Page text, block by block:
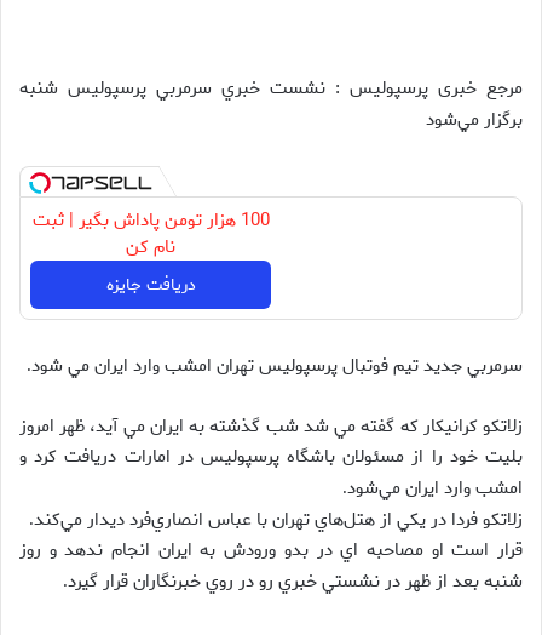
مرجع خبری پرسپولیس : نشست خبري سرمربي پرسپوليس شنبه
برگزار مي‌شود
100 هزار تومن پاداش بگیر | ثبت
نام کن
دریافت جایزه
سرمربي جديد تيم فوتبال پرسپوليس تهران امشب وارد ايران مي شود.
زلاتكو كرانيكار كه گفته مي شد شب گذشته به ايران مي آيد، ظهر امروز
بليت خود را از مسئولان باشگاه پرسپوليس در امارات دريافت كرد و
امشب وارد ايران مي‌شود.
زلاتكو فردا در يكي از هتل‌هاي تهران با عباس انصاري‌فرد ديدار مي‌كند.
قرار است او مصاحبه اي در بدو ورودش به ايران انجام ندهد و روز
شنبه بعد از ظهر در نشستي خبري رو در روي خبرنگاران قرار گيرد.